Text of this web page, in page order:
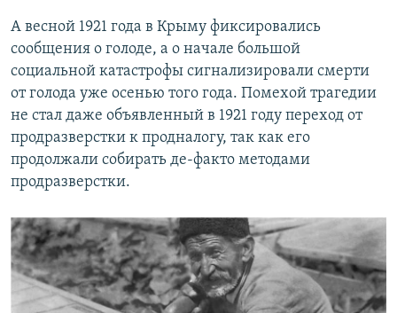
А весной 1921 года в Крыму фиксировались
сообщения о голоде, а о начале большой
социальной катастрофы сигнализировали смерти
от голода уже осенью того года. Помехой трагедии
не стал даже объявленный в 1921 году переход от
продразверстки к продналогу, так как его
продолжали собирать де-факто методами
продразверстки.